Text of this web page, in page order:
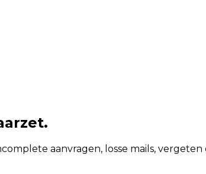
aanvragen, losse mails,